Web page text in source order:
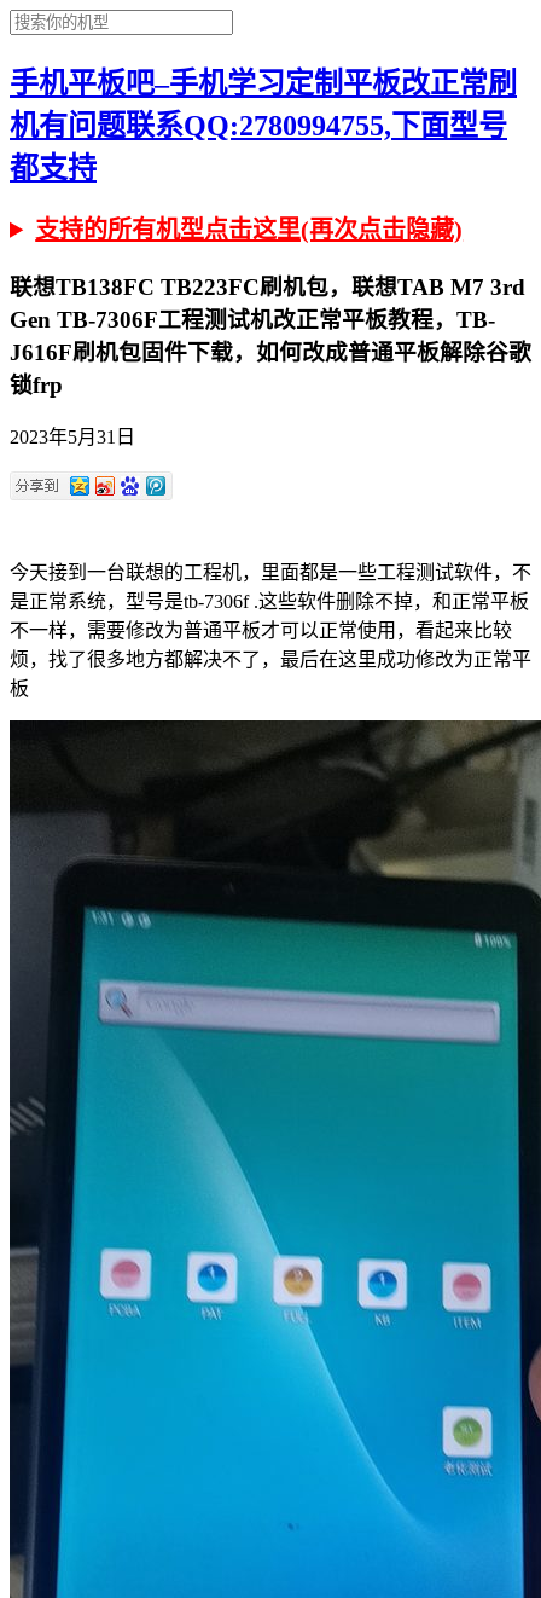
手机平板吧–手机学习定制平板改正常刷
机有问题联系QQ:2780994755,下面型号
都支持
支持的所有机型点击这里(再次点击隐藏)
联想TB138FC TB223FC刷机包，联想TAB M7 3rd
Gen TB-7306F工程测试机改正常平板教程，TB-
J616F刷机包固件下载，如何改成普通平板解除谷歌
锁frp
2023年5月31日
今天接到一台联想的工程机，里面都是一些工程测试软件，不
是正常系统，型号是tb-7306f .这些软件删除不掉，和正常平板
不一样，需要修改为普通平板才可以正常使用，看起来比较
烦，找了很多地方都解决不了，最后在这里成功修改为正常平
板